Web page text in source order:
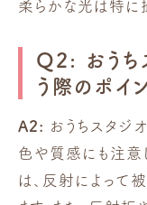
柔らかな光は特に
Q2: おうち
う際のポイ
A2: おうちスタジ
色や質感にも注意
は、反射によって